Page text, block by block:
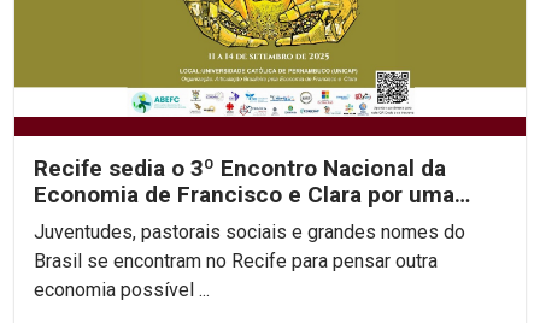
Recife sedia o 3º Encontro Nacional da
Economia de Francisco e Clara por uma
economia justa e...
Juventudes, pastorais sociais e grandes nomes do
Brasil se encontram no Recife para pensar outra
economia possível ...